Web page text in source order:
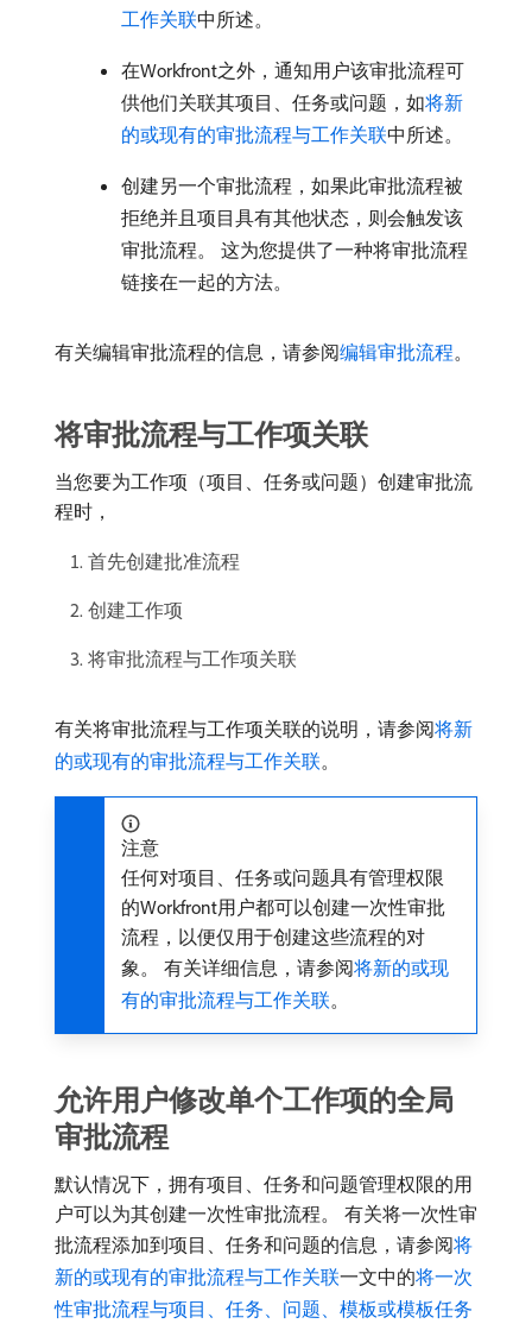
工作关联中所述。
在Workfront之外，通知用户该审批流程可
供他们关联其项目、任务或问题，如将新
的或现有的审批流程与工作关联中所述。
创建另一个审批流程，如果此审批流程被
拒绝并且项目具有其他状态，则会触发该
审批流程。 这为您提供了一种将审批流程
链接在一起的方法。
有关编辑审批流程的信息，请参阅编辑审批流程。
将审批流程与工作项关联
当您要为工作项（项目、任务或问题）创建审批流
程时，
首先创建批准流程
创建工作项
将审批流程与工作项关联
有关将审批流程与工作项关联的说明，请参阅将新
的或现有的审批流程与工作关联。
注意
任何对项目、任务或问题具有管理权限
的Workfront用户都可以创建一次性审批
流程，以便仅用于创建这些流程的对
象。 有关详细信息，请参阅将新的或现
有的审批流程与工作关联。
允许用户修改单个工作项的全局
审批流程
默认情况下，拥有项目、任务和问题管理权限的用
户可以为其创建一次性审批流程。 有关将一次性审
批流程添加到项目、任务和问题的信息，请参阅将
新的或现有的审批流程与工作关联一文中的将一次
性审批流程与项目、任务、问题、模板或模板任务